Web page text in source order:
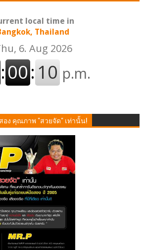
local time in
Thailand
อง คุณภาพ "สวยจัด" เท่านั้น!